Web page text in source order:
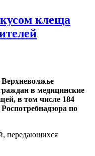
клеща
в медицинские
в том числе 184
по
передающихся